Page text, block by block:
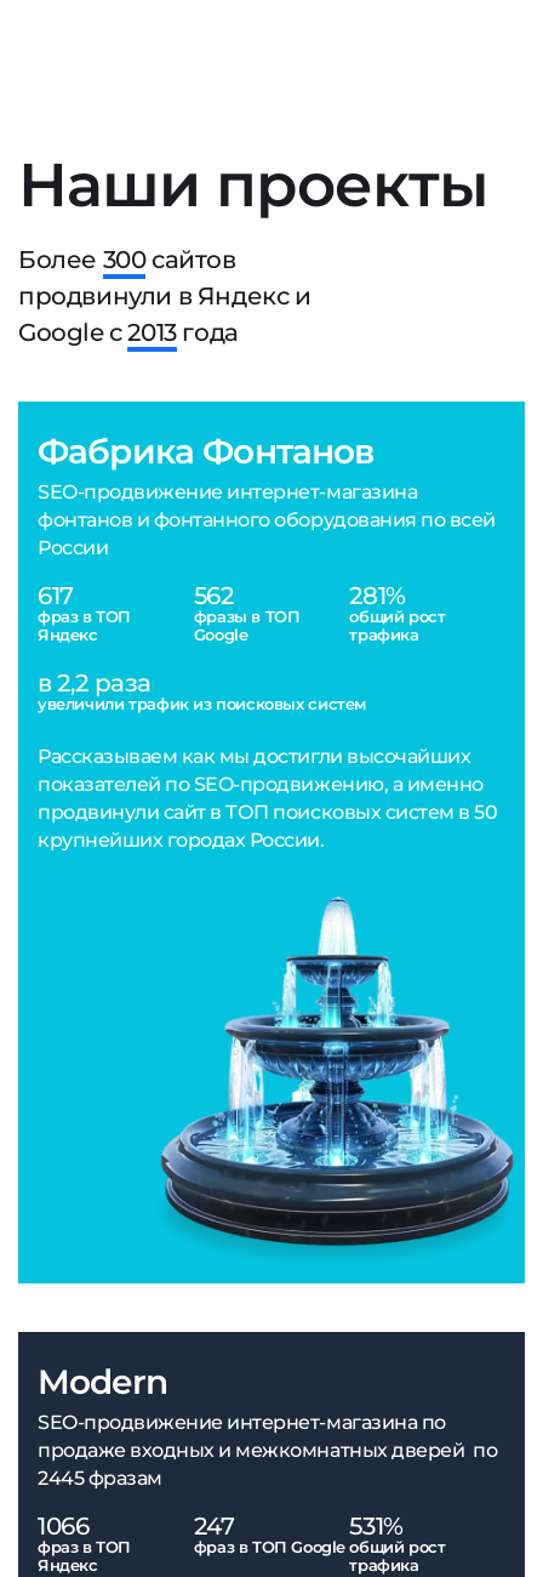
Наши проекты
Более 300сайтов
продвинули в Яндекс и
Google с2013года
Фабрика Фонтанов
SEO-продвижение интернет-магазина
фонтанов и фонтанного оборудования по всей
России
617
фраз в ТОП
Яндекс
562
фразы в ТОП
Google
281%
общий рост
трафика
в 2,2 раза
увеличили трафик из поисковых систем
Рассказываем как мы достигли высочайших
показателей по SEO-продвижению, а именно
продвинули сайт в ТОП поисковых систем в 50
крупнейших городах России.
Modern
SEO-продвижение интернет-магазина по
продаже входных и межкомнатных дверей по
2445 фразам
1066
фраз в ТОП
Яндекс
247
фраз в ТОП Google
531%
общий рост
трафика